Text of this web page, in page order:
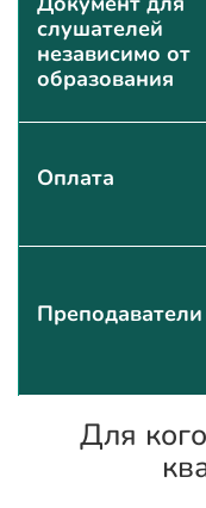
слушателей
независимо от
образования
Оплата
Преподаватели
Для